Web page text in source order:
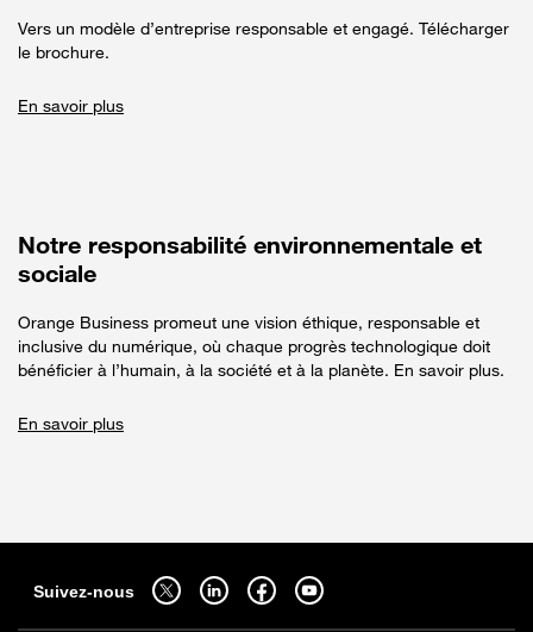
Vers un modèle d’entreprise responsable et engagé. Télécharger
le brochure.
En savoir plus
Notre responsabilité environnementale et
sociale
Orange Business promeut une vision éthique, responsable et
inclusive du numérique, où chaque progrès technologique doit
bénéficier à l’humain, à la société et à la planète. En savoir plus.
En savoir plus
Suivez-nous
Suivez-nous sur twitter - ouverture dans un nouvel onglet
Suivez-nous sur linkedin - ouverture dans un nouvel onglet
Suivez-nous sur facebook - ouverture dans un
Suivez-nous sur youtube - ouverture dans